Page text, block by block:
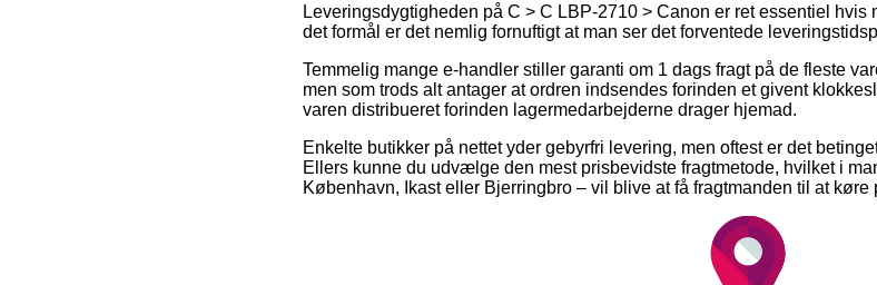
Leveringsdygtigheden på C > C LBP-2710 > Canon er ret essentiel hvis
det formål er det nemlig fornuftigt at man ser det forventede
Temmelig mange e-handler stiller garanti om 1 dags fragt på de fleste
men som trods alt antager at ordren indsendes forinden et givent
varen distribueret forinden lagermedarbejderne drager hjemad.
Enkelte butikker på nettet yder gebyrfri levering, men oftest er det
Ellers kunne du udvælge den mest prisbevidste fragtmetode, hvilket i
København, Ikast eller Bjerringbro – vil blive at få fragtmanden til at køre